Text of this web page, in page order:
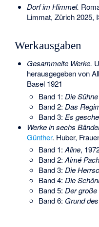
Dorf im Himmel.
Limmat, Zürich 2025,
Werkausgaben
Gesammelte Werke.
herausgegeben von
Basel 1921
Band 1:Die
Band 2:Das
Band 3: Es
Werke in sechs
Günther. Huber,
Band 1:Aline,
Band 2:Aimé
Band 3:Die
Band 4:Die
Band 5:Der
Band 6: Grund